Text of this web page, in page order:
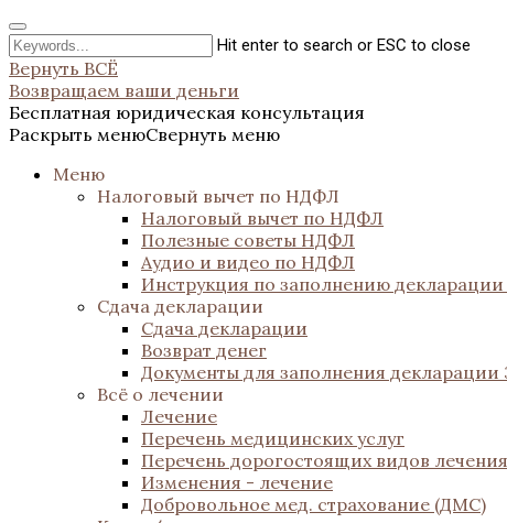
Hit enter to search or ESC to close
Вернуть ВСЁ
Возвращаем ваши деньги
Бесплатная юридическая консультация
Раскрыть менюСвернуть меню
Меню
Налоговый вычет по НДФЛ
Налоговый вычет по НДФЛ
Полезные советы НДФЛ
Аудио и видео по НДФЛ
Инструкция по заполнению
Сдача декларации
Сдача декларации
Возврат денег
Документы для заполнения
Всё о лечении
Лечение
Перечень медицинских услуг
Перечень дорогостоящих видов лечения
Изменения - лечение
Добровольное мед. страхование (ДМС)